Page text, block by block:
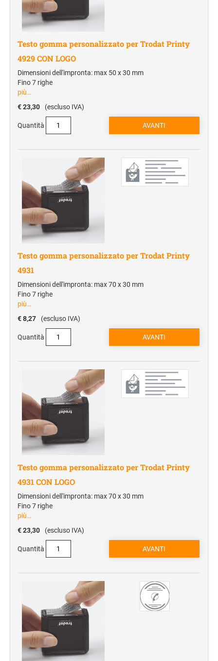
Testo gomma personalizzato per Trodat Printy
4929 CON LOGO
Dimensioni dell'impronta: max 50 x 30 mm
Fino 7 righe
più…
€ 23,30
(escluso IVA)
Quantità
Testo gomma personalizzato per Trodat Printy
4931
Dimensioni dell'impronta: max 70 x 30 mm
Fino 7 righe
più…
€ 8,27
(escluso IVA)
Quantità
Testo gomma personalizzato per Trodat Printy
4931 CON LOGO
Dimensioni dell'impronta: max 70 x 30 mm
Fino 7 righe
più…
€ 23,30
(escluso IVA)
Quantità